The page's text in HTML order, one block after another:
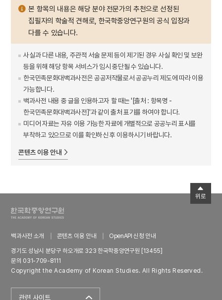
본 항목의 내용은 해당 분야 전문가의 추천으로 선정된
집필자의 학술적 견해로, 한국학중앙연구원의 공식 입장과
다를 수 있습니다.
사실과 다른 내용, 주관적 서술 문제 등이 제기된 경우 사실 확인 및 보완
등을 위해 해당 항목 서비스가 임시 중단될 수 있습니다.
한국민족문화대백과사전은 공공저작물로서 공공누리 제도에 따라 이용
가능합니다.
백과사전 내용 중 글을 인용하고자 할 때는 '[출처 : 항목명 -
한국민족문화대백과사전]'과 같이 출처 표기를 하여야 합니다.
미디어 자료는 자유 이용 가능한 자료에 개별적으로 공공누리 표시를
부착하고 있으므로 이를 확인하신 후 이용하시기 바랍니다.
콘텐츠 이용 안내
백과사전 소개 콘텐츠 이용 안내
OpenAPI 신청 안내
경기도 성남시 분당구 하오개로 323 한국학중앙연구원 [13455]
문의 031-709-8111
Copyright the Academy of Korean Studies. All Rights Reserved.
관련 사이트
위로